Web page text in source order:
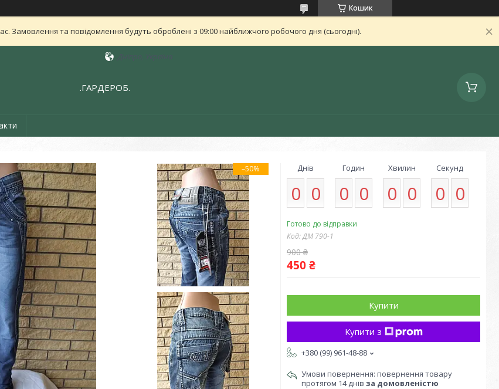
Кошик
Замовлення та повідомлення будуть оброблені з 09:00 найближчого робочого дня (сьогодні).
.ГАРДЕРОБ.
–50% Днів
0 0
Годин
0 0
Хвилин
0 0
Секунд
0 0
Готово до відправки
Код:ДМ 790-1
900 ₴
450 ₴
Купити
Купити з
+380 (99) 961-48-88
повернення товару
протягом 14 днів за домовленістю